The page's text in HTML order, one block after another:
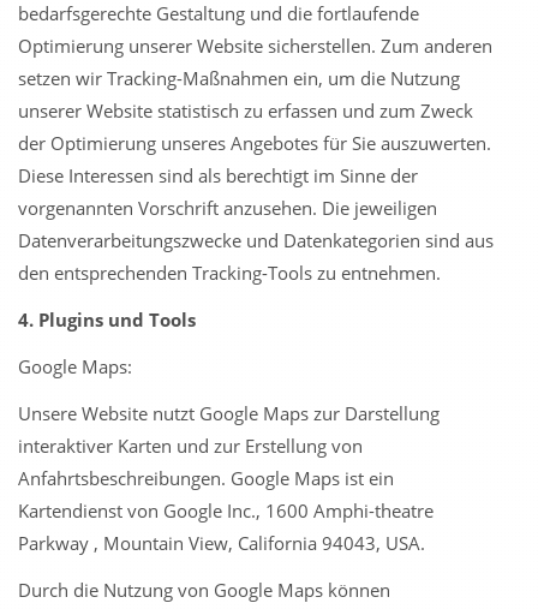
bedarfsgerechte Gestaltung und die fortlaufende
Optimierung unserer Website sicherstellen. Zum anderen
setzen wir Tracking-Maßnahmen ein, um die Nutzung
unserer Website statistisch zu erfassen und zum Zweck
der Optimierung unseres Angebotes für Sie auszuwerten.
Diese Interessen sind als berechtigt im Sinne der
vorgenannten Vorschrift anzusehen. Die jeweiligen
Datenverarbeitungszwecke und Datenkategorien sind aus
den entsprechenden Tracking-Tools zu entnehmen.
4. Plugins und Tools
Google Maps:
Unsere Website nutzt Google Maps zur Darstellung
interaktiver Karten und zur Erstellung von
Anfahrtsbeschreibungen. Google Maps ist ein
Kartendienst von Google Inc., 1600 Amphi-theatre
Parkway , Mountain View, California 94043, USA.
Durch die Nutzung von Google Maps können